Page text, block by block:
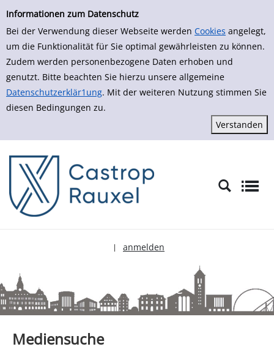
Informationen zum Datenschutz
Bei der Verwendung dieser Webseite werden Cookies angelegt,
um die Funktionalität für Sie optimal gewährleisten zu können.
Zudem werden personenbezogene Daten erhoben und
genutzt. Bitte beachten Sie hierzu unsere allgemeine
Datenschutzerklär1ung. Mit der weiteren Nutzung stimmen Sie
diesen Bedingungen zu.
zur Navigation springen
zum Inhalt springen
Zu den Suchfiltern springen
Zur Trefferliste springen
anmelden
Mediensuche
Mediensuche